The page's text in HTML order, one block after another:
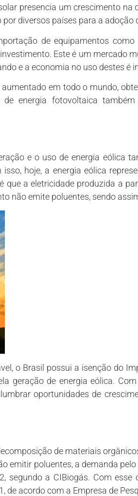
presencia um crescimento na
diversos países para a adoção
de equipamentos
Este é um mercado
e a economia no uso destes é
em todo o mundo,
energia fotovoltaica
e o uso de energia eólica
hoje, a energia eólica
que a eletricidade produzida a
não emite poluentes, sendo
o Brasil possui a isenção do
geração de energia eólica.
oportunidades de
de materiais
emitir poluentes, a demanda
segundo a CIBiogás. Com
de acordo com a Empresa de